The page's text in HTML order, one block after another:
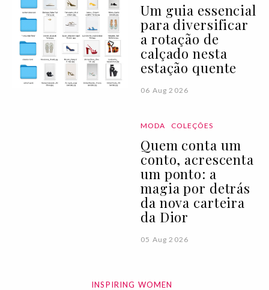
Um guia essencial
para diversificar
a rotação de
calçado nesta
estação quente
06 Aug 2026
MODA COLEÇÕES
Quem conta um
conto, acrescenta
um ponto: a
magia por detrás
da nova carteira
da Dior
05 Aug 2026
INSPIRING WOMEN